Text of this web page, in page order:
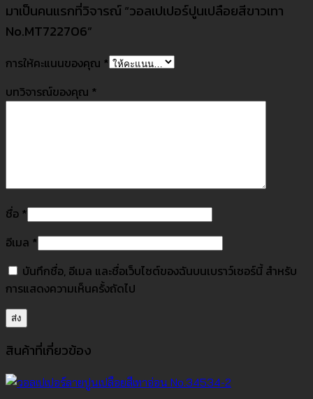
มาเป็นคนแรกที่วิจารณ์ “วอลเปเปอร์ปูนเปลือยสีขาวเทา
No.MT722706”
การให้คะแนนของคุณ *
บทวิจารณ์ของคุณ *
ชื่อ *
อีเมล *
บันทึกชื่อ, อีเมล และชื่อเว็บไซต์ของฉันบนเบราว์เซอร์นี้ สำหรับ
การแสดงความเห็นครั้งถัดไป
สินค้าที่เกี่ยวข้อง